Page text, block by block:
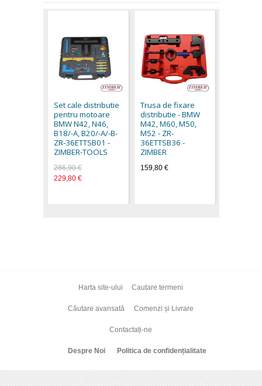
Set cale distributie
pentru motoare
BMW N42, N46,
B18/-A, B20/-A/-B-
ZR-36ETTSB01 -
ZIMBER-TOOLS
286,90 €
229,80 €
Trusa de fixare
distributie - BMW
M42, M60, M50,
M52 - ZR-
36ETTSB36 -
ZIMBER
159,80 €
Harta site-ului Cautare termeni
Căutare avansată Comenzi și Livrare
Contactați-ne
Despre Noi Politica de confidențialitate